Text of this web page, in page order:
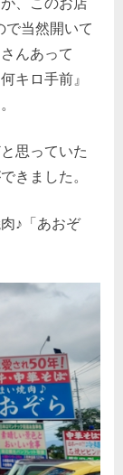
当然開いて
んあって
キロ手前』
思っていた
きました。
♪「あおぞ